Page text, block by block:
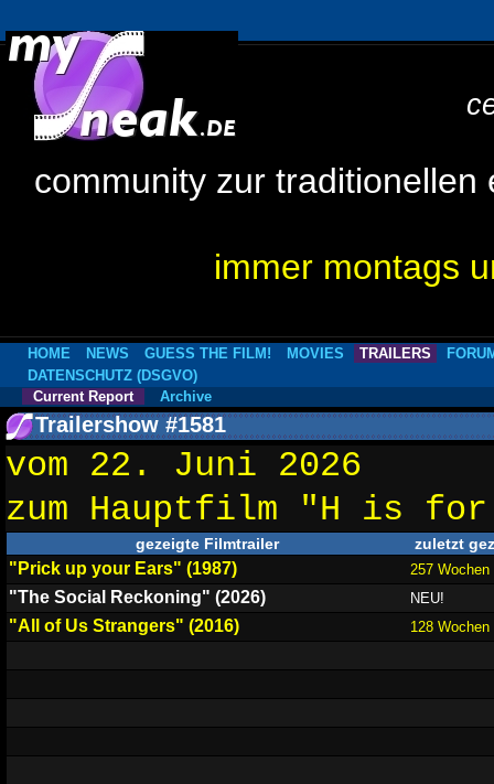
community zur
immer montags
HOME NEWS GUESS THE FILM! MOVIES TRAILERS
DATENSCHUTZ (DSGVO)
Current Report
Archive
Trailershow #1581
vom 22. Juni 2026
zum Hauptfilm "H is
gezeigte Filmtrailer zuletzt
"Prick up your Ears" (1987) 257 Wochen
"The Social Reckoning" (2026) NEU!
"All of Us Strangers" (2016) 128 Wochen